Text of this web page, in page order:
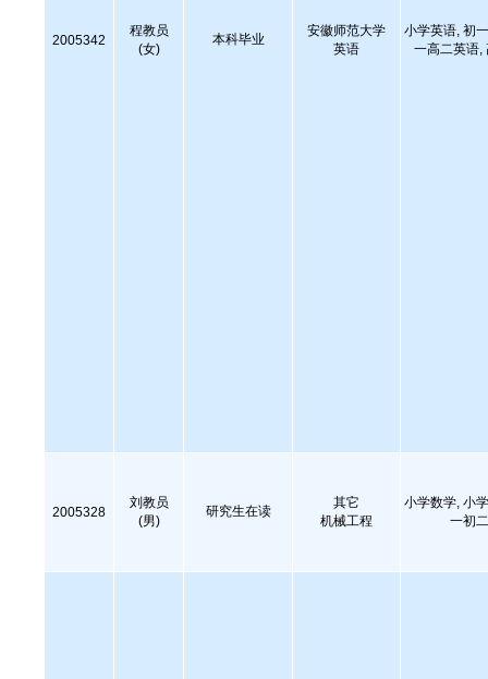
2005342
程教员
(女)
本科毕业
安徽师范大学
英语
小学英语, 初
一高二英语,
2005328
刘教员
(男)
研究生在读
其它
机械工程
小学数学, 小
一初